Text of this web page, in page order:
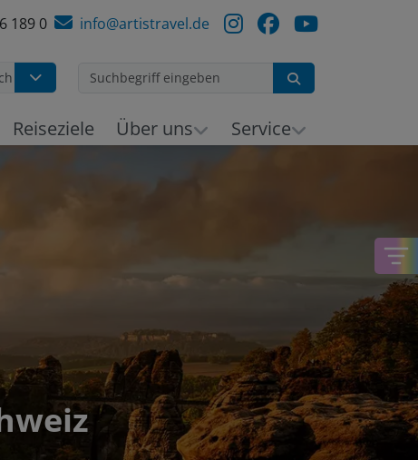
189 0 info@artistravel.de
Reiseziele Über uns Service